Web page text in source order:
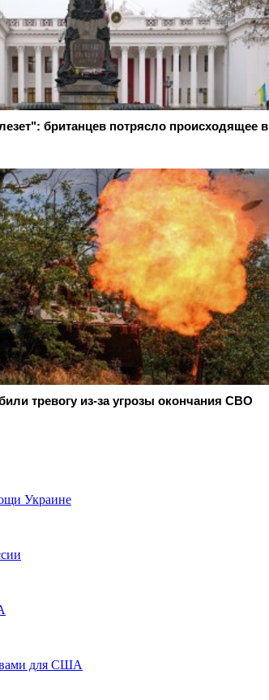
британцев потрясло происходящее в
тревогу из-за угрозы окончания СВО
Украине
для США